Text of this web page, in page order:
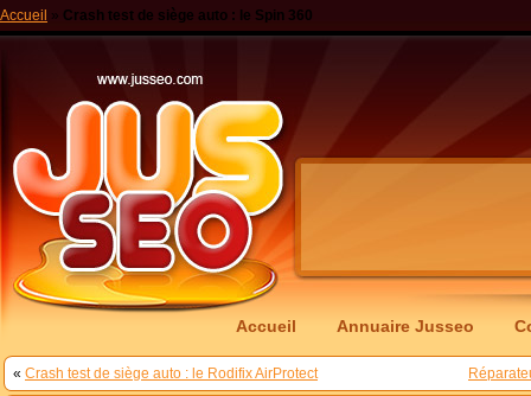
Accueil » Crash test de siège auto : le Spin 360
Accueil Annuaire Jusseo
« Crash test de siège auto : le Rodifix AirProtect